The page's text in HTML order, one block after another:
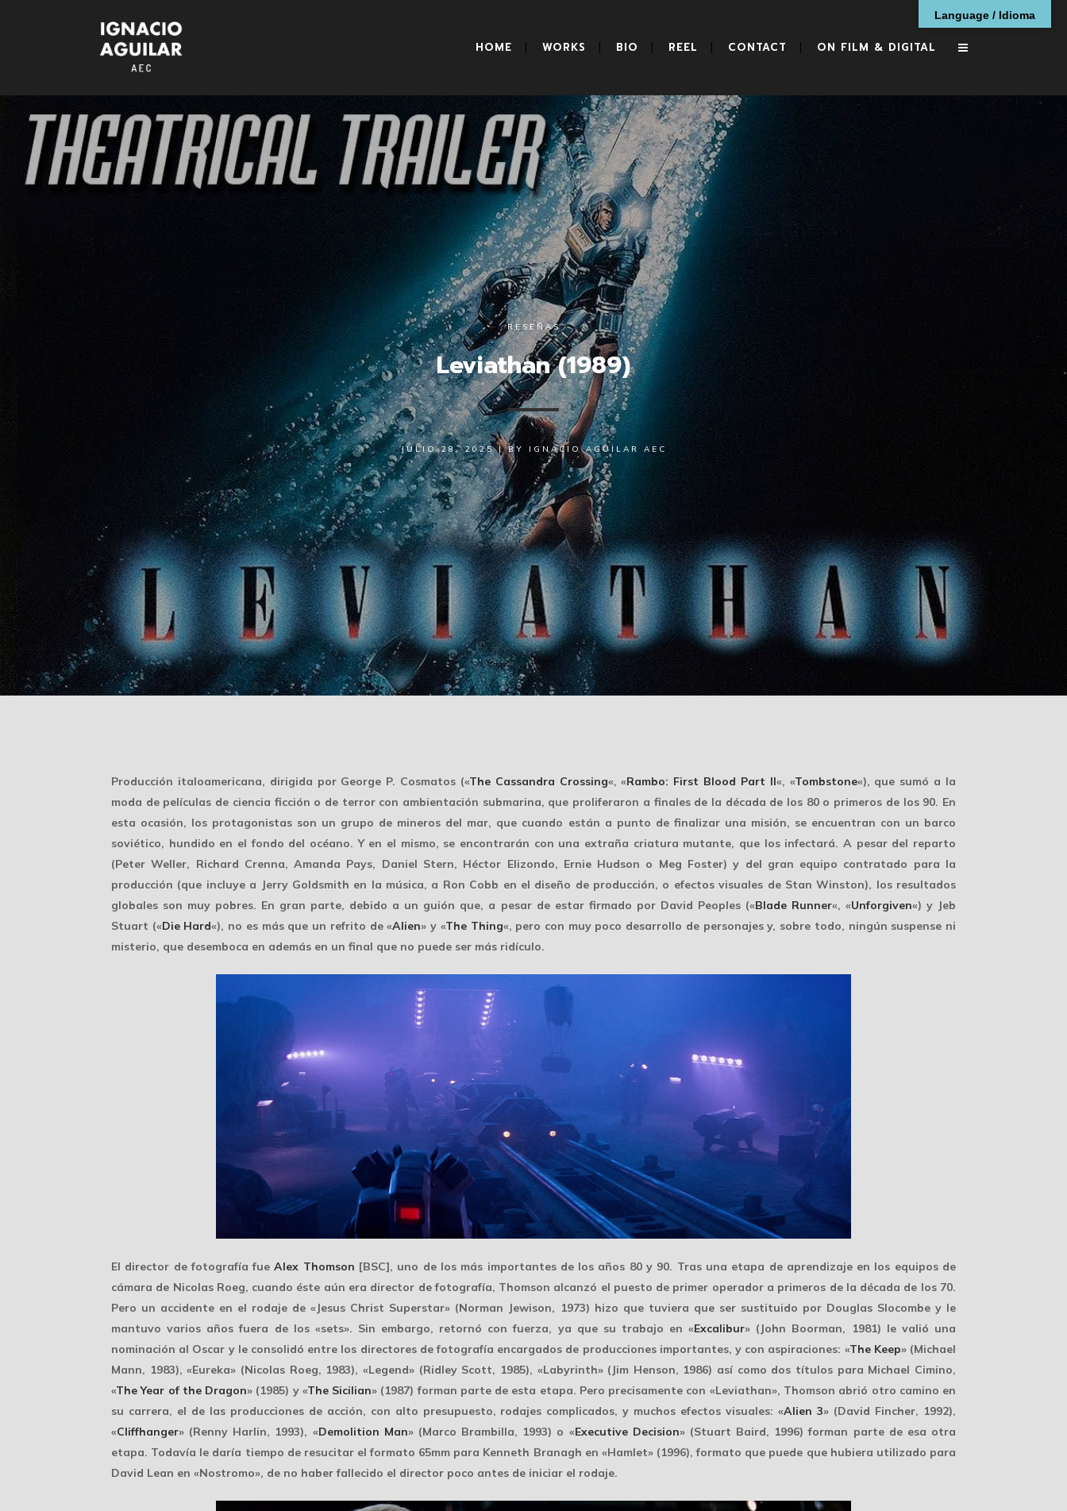
HOME WORKS BIO REEL CONTACT ON FILM & DIGITAL
RESEÑAS
Leviathan (1989)
JULIO 28, 2025| BY IGNACIO AGUILAR AEC
Producción italoamericana, dirigida por George P. Cosmatos («The Cassandra Crossing«, «Rambo: First Blood Part II«, «Tombstone«), que sumó a la
moda de películas de ciencia ficción o de terror con ambientación submarina, que proliferaron a finales de la década de los 80 o primeros de los 90. En
esta ocasión, los protagonistas son un grupo de mineros del mar, que cuando están a punto de finalizar una misión, se encuentran con un barco
soviético, hundido en el fondo del océano. Y en el mismo, se encontrarán con una extraña criatura mutante, que los infectará. A pesar del reparto
(Peter Weller, Richard Crenna, Amanda Pays, Daniel Stern, Héctor Elizondo, Ernie Hudson o Meg Foster) y del gran equipo contratado para la
producción (que incluye a Jerry Goldsmith en la música, a Ron Cobb en el diseño de producción, o efectos visuales de Stan Winston), los resultados
globales son muy pobres. En gran parte, debido a un guión que, a pesar de estar firmado por David Peoples («Blade Runner«, «Unforgiven«) y Jeb
Stuart («Die Hard«), no es más que un refrito de «Alien» y «The Thing«, pero con muy poco desarrollo de personajes y, sobre todo, ningún suspense ni
misterio, que desemboca en además en un final que no puede ser más ridículo.
El director de fotografía fueAlex Thomson [BSC], uno de los más importantes de los años 80 y 90. Tras una etapa de aprendizaje en los equipos de
cámara de Nicolas Roeg, cuando éste aún era director de fotografía, Thomson alcanzó el puesto de primer operador a primeros de la década de los 70.
Pero un accidente en el rodaje de «Jesus Christ Superstar» (Norman Jewison, 1973) hizo que tuviera que ser sustituido por Douglas Slocombe y le
mantuvo varios años fuera de los «sets». Sin embargo, retornó con fuerza, ya que su trabajo en «Excalibur» (John Boorman, 1981) le valió una
nominación al Oscar y le consolidó entre los directores de fotografía encargados de producciones importantes, y con aspiraciones: «The Keep» (Michael
Mann, 1983), «Eureka» (Nicolas Roeg, 1983), «Legend» (Ridley Scott, 1985), «Labyrinth» (Jim Henson, 1986) así como dos títulos para Michael Cimino,
«The Year of the Dragon» (1985) y «The Sicilian» (1987) forman parte de esta etapa. Pero precisamente con «Leviathan», Thomson abrió otro camino en
su carrera, el de las producciones de acción, con alto presupuesto, rodajes complicados, y muchos efectos visuales: «Alien 3» (David Fincher, 1992),
«Cliffhanger» (Renny Harlin, 1993), «Demolition Man» (Marco Brambilla, 1993) o «Executive Decision» (Stuart Baird, 1996) forman parte de esa otra
etapa. Todavía le daría tiempo de resucitar el formato 65mm para Kenneth Branagh en «Hamlet» (1996), formato que puede que hubiera utilizado para
David Lean en «Nostromo», de no haber fallecido el director poco antes de iniciar el rodaje.
Language / Idioma